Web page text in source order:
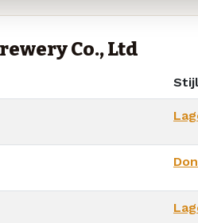
Co., Ltd
Stijl